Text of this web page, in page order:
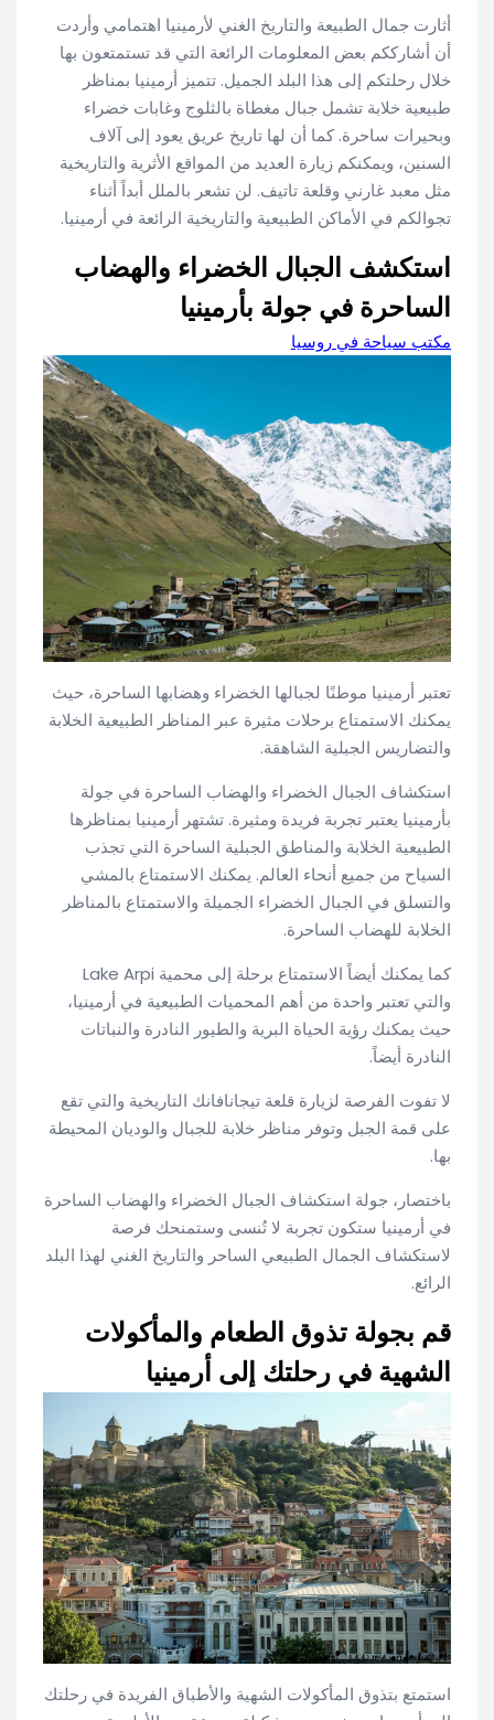
أثارت جمال الطبيعة والتاريخ الغني لأرمينيا اهتمامي وأردت
أن أشارككم بعض المعلومات الرائعة التي قد تستمتعون بها
خلال رحلتكم إلى هذا البلد الجميل. تتميز أرمينيا بمناظر
طبيعية خلابة تشمل جبال مغطاة بالثلوج وغابات خضراء
وبحيرات ساحرة. كما أن لها تاريخ عريق يعود إلى آلاف
السنين، ويمكنكم زيارة العديد من المواقع الأثرية والتاريخية
مثل معبد غارني وقلعة تاتيف. لن تشعر بالملل أبداً أثناء
تجوالكم في الأماكن الطبيعية والتاريخية الرائعة في أرمينيا.
استكشف الجبال الخضراء والهضاب
الساحرة في جولة بأرمينيا
مكتب سياحة في روسيا
تعتبر أرمينيا موطنًا لجبالها الخضراء وهضابها الساحرة، حيث
يمكنك الاستمتاع برحلات مثيرة عبر المناظر الطبيعية الخلابة
والتضاريس الجبلية الشاهقة.
استكشاف الجبال الخضراء والهضاب الساحرة في جولة
بأرمينيا يعتبر تجربة فريدة ومثيرة. تشتهر أرمينيا بمناظرها
الطبيعية الخلابة والمناطق الجبلية الساحرة التي تجذب
السياح من جميع أنحاء العالم. يمكنك الاستمتاع بالمشي
والتسلق في الجبال الخضراء الجميلة والاستمتاع بالمناظر
الخلابة للهضاب الساحرة.
كما يمكنك أيضاً الاستمتاع برحلة إلى محمية Lake Arpi
والتي تعتبر واحدة من أهم المحميات الطبيعية في أرمينيا،
حيث يمكنك رؤية الحياة البرية والطيور النادرة والنباتات
النادرة أيضاً.
لا تفوت الفرصة لزيارة قلعة تيجانافانك التاريخية والتي تقع
على قمة الجبل وتوفر مناظر خلابة للجبال والوديان المحيطة
بها.
باختصار، جولة استكشاف الجبال الخضراء والهضاب الساحرة
في أرمينيا ستكون تجربة لا تُنسى وستمنحك فرصة
لاستكشاف الجمال الطبيعي الساحر والتاريخ الغني لهذا البلد
الرائع.
قم بجولة تذوق الطعام والمأكولات
الشهية في رحلتك إلى أرمينيا
استمتع بتذوق المأكولات الشهية والأطباق الفريدة في رحلتك